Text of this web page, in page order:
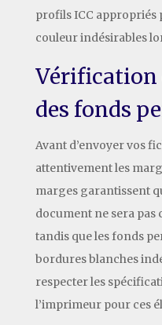
profils ICC appropriés
couleur indésirables
Vérification
des fonds
Avant d’envoyer vos
attentivement les
marges garantissent
document ne sera pas
tandis que les fonds
bordures blanches
respecter les
l’imprimeur pour ces